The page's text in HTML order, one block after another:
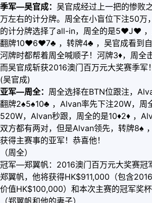
季军—吴官成： 吴官成经过上一把的惨败
万左右的计分牌。周全在小盲位下注50万
的计分牌选择了all-in，周全的是5♥J♥
翻牌10♥6♥7♣ ，转牌4♣ ，吴官成看到
河牌时都帮着周全喊顺子！河牌3♦，周全
而吴官成斩获2016澳门百万元大奖赛季军
(吴官成)
亚军—周全： 周全选择在BTN位跟注，
翻牌2♠5♠10♣ ，Alvan率先下注20W，周
520W，Alvan秒跟，周全的是10♦2♦ ，
双方都有两对，但是Alvan领先，转牌8♠
获得主赛事的亚军！恭喜他！
（周全）
冠军—郑翼帆：2016澳门百万元大奖赛冠
郑翼帆，他将获得HK$911,000（包含
价值HK$100,000）和本次主赛的冠军奖杯
（郑翼帆和他的妻子）